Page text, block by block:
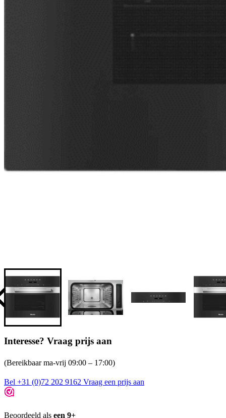
Interesse? Vraag prijs aan
(Bereikbaar ma-vrij 09:00 – 17:00)
Bel +31 (0)72 202 9162 Vraag een prijs aan
Beoordeeld als een 9+